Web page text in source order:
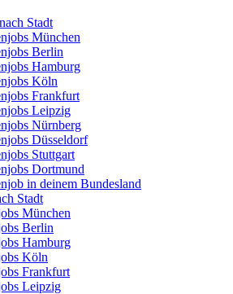
Stadt
München
Berlin
Hamburg
Köln
Frankfurt
Leipzig
Nürnberg
Düsseldorf
Stuttgart
Dortmund
in deinem Bundesland
Stadt
München
Berlin
Hamburg
Köln
Frankfurt
Leipzig